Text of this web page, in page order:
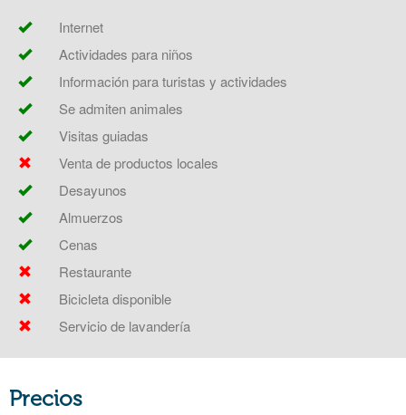
Internet
Actividades para niños
Información para turistas y actividades
Se admiten animales
Visitas guiadas
Venta de productos locales
Desayunos
Almuerzos
Cenas
Restaurante
Bicicleta disponible
Servicio de lavandería
Precios